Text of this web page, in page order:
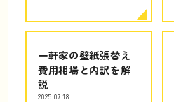
一軒家の壁紙張替え
費用相場と内訳を解
説
2025.07.18